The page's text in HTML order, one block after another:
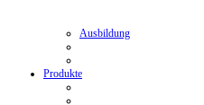
Ausbildung
Produkte